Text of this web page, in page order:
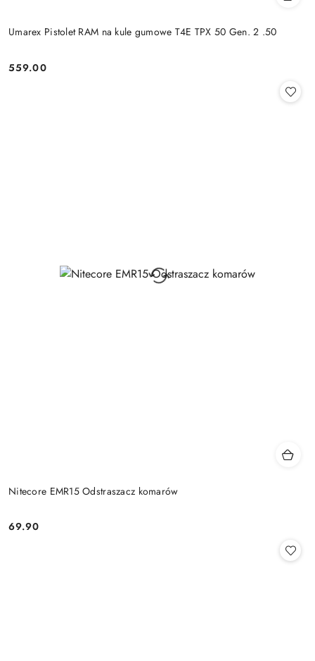
Umarex Pistolet RAM na kule gumowe T4E TPX 50 Gen. 2 .50
Cena:
559.00
Nitecore EMR15 Odstraszacz komarów
Cena:
69.90